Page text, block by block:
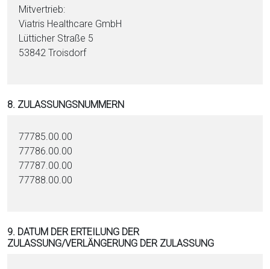
Mitvertrieb:
Viatris Healthcare GmbH
Lütticher Straße 5
53842 Troisdorf
8. ZULASSUNGSNUMMERN
77785.00.00
77786.00.00
77787.00.00
77788.00.00
9. DATUM DER ERTEILUNG DER
ZULASSUNG/VERLÄNGERUNG DER ZULASSUNG